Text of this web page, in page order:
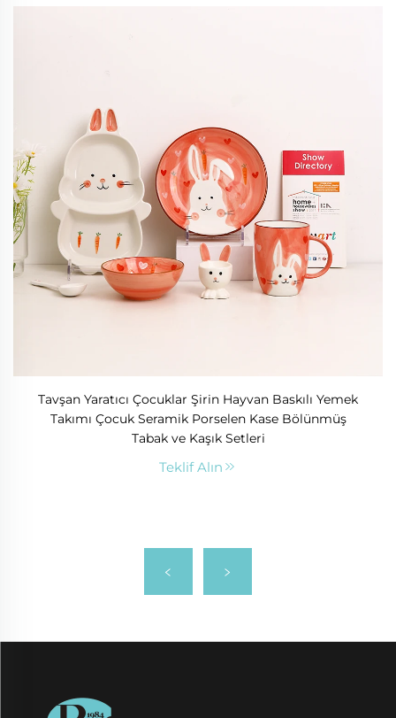
Tavşan Yaratıcı Çocuklar Şirin Hayvan Baskılı Yemek
Takımı Çocuk Seramik Porselen Kase Bölünmüş
Tabak ve Kaşık Setleri
Teklif Alın